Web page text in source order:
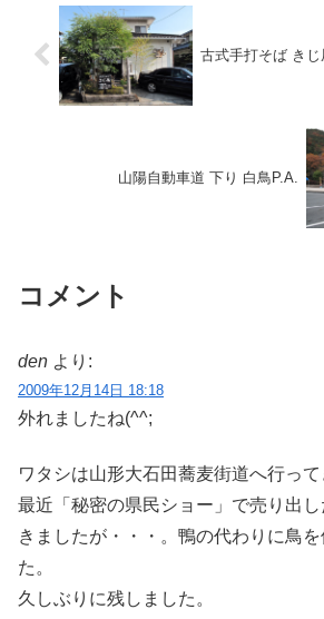
古式手打そば きじ
山陽自動車道 下り 白鳥P.A.
コメント
den より:
2009年12月14日 18:18
外れましたね(^^;
ワタシは山形大石田蕎麦街道へ行って
最近「秘密の県民ショー」で売り出
きましたが・・・。鴨の代わりに鳥
た。
久しぶりに残しました。